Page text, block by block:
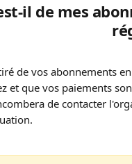
il de mes
de vos abonnements
et que vos paiements
de contacter